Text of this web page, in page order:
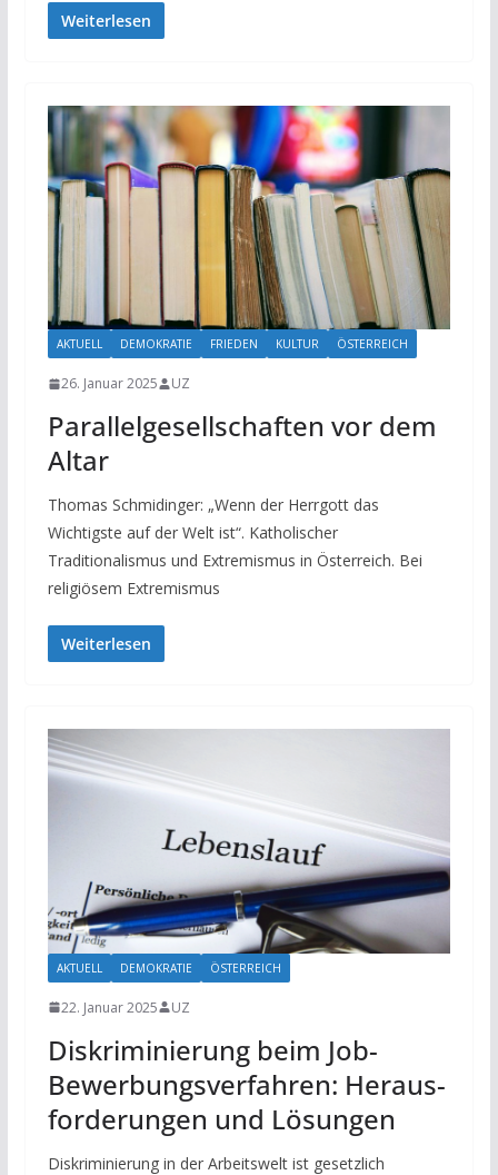
Weiterlesen
AKTUELL DEMOKRATIE FRIEDEN KULTUR ÖSTERREICH
26. Januar 2025 UZ
Parallelgesellschaften vor dem
Altar
Thomas Schmidinger: „Wenn der Herrgott das
Wichtigste auf der Welt ist“. Katholischer
Traditionalismus und Extremismus in Österreich. Bei
religiösem Extremismus
Weiterlesen
AKTUELL DEMOKRATIE ÖSTERREICH
22. Januar 2025 UZ
Dis­krimi­nierung beim Job-
Bewerb­ungs­ver­fahren: Her­aus­
forder­ungen und Lö­sung­en
Diskriminierung in der Arbeitswelt ist gesetzlich